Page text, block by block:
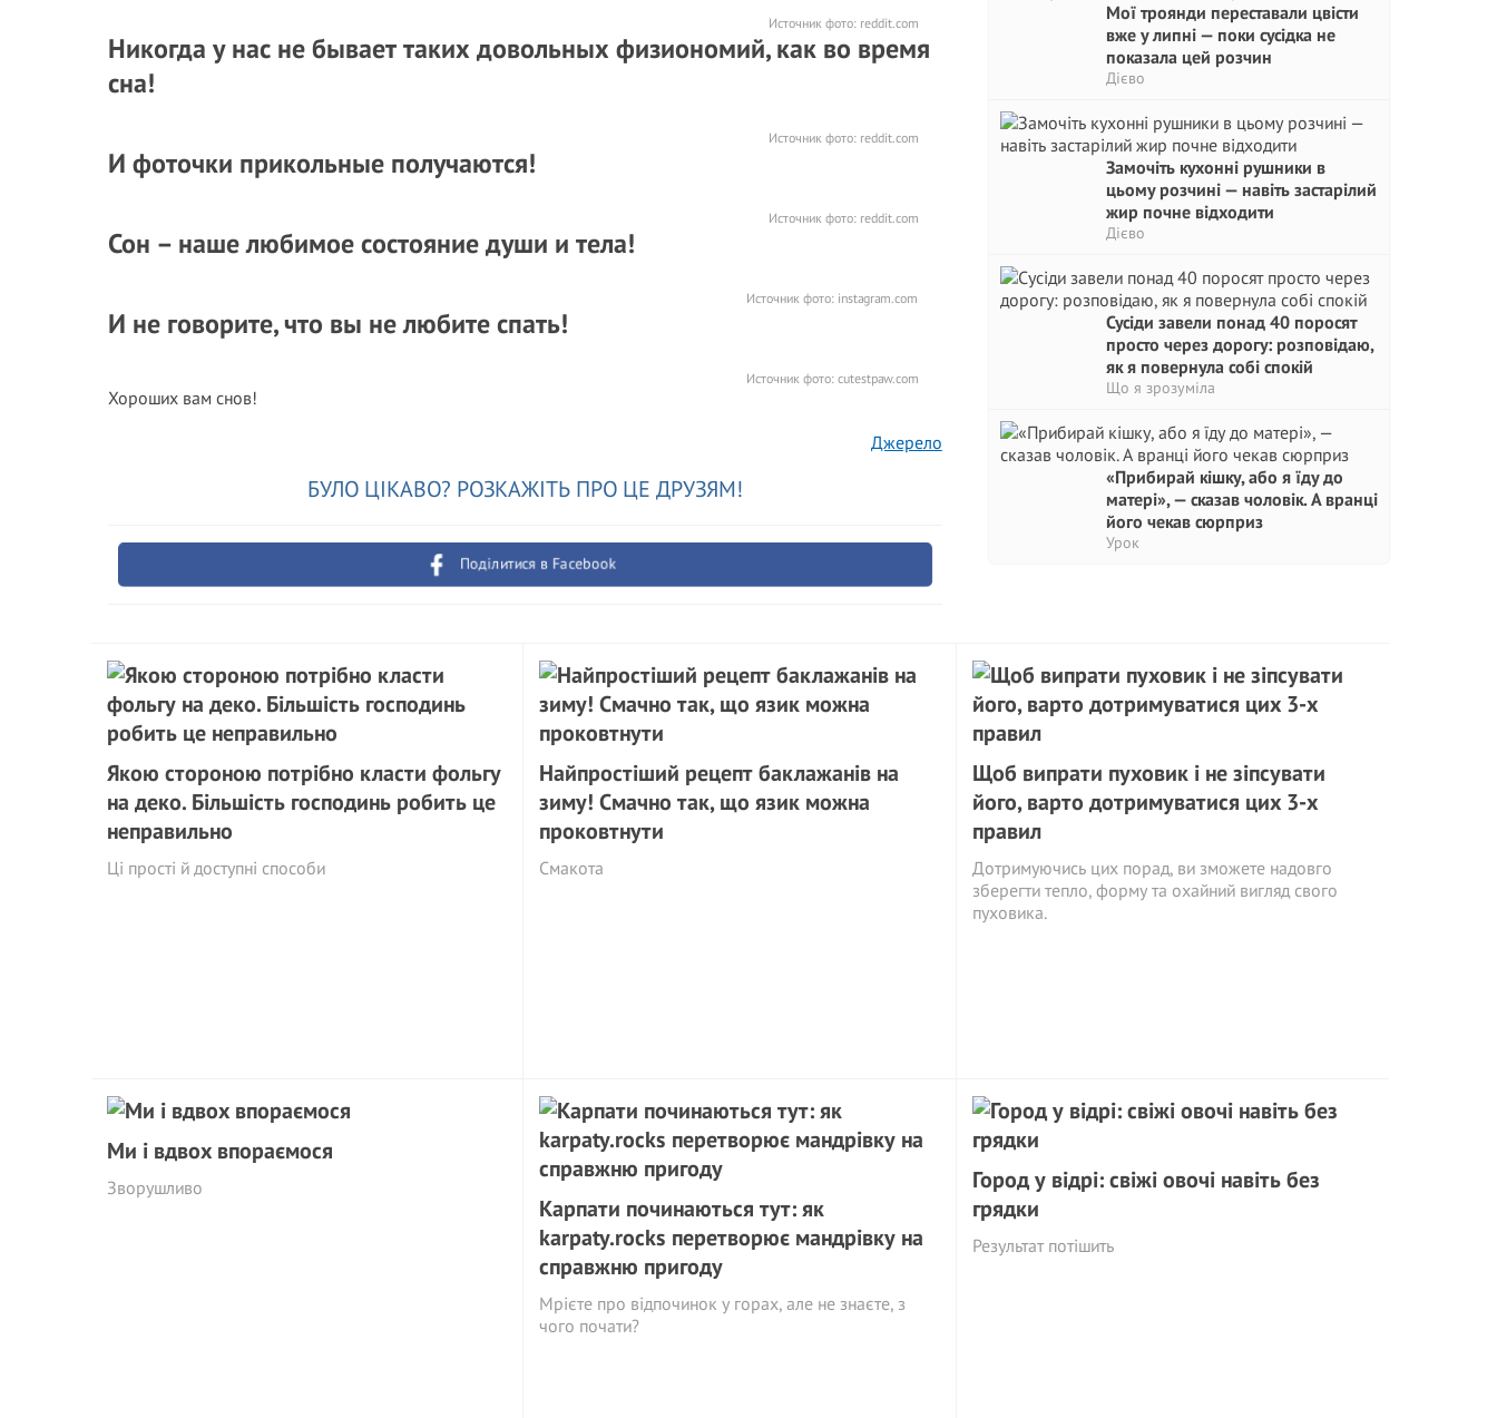
Мої троянди переставали цвісти
вже у липні — поки сусідка не
показала цей розчин
Дієво
Замочіть кухонні рушники в
цьому розчині — навіть застарілий
жир почне відходити
Дієво
Сусіди завели понад 40 поросят
просто через дорогу: розповідаю,
як я повернула собі спокій
Що я зрозуміла
«Прибирай кішку, або я їду до
матері», — сказав чоловік. А вранці
його чекав сюрприз
Урок
Источник фото: reddit.com
Никогда у нас не бывает таких довольных физиономий, как во время
сна!
Источник фото: reddit.com
И фоточки прикольные получаются!
Источник фото: reddit.com
Сон – наше любимое состояние души и тела!
Источник фото: instagram.com
И не говорите, что вы не любите спать!
Источник фото: cutestpaw.com
Хороших вам снов!
Джерело
БУЛО ЦІКАВО? РОЗКАЖІТЬ ПРО ЦЕ ДРУЗЯМ!
Поділитися в Facebook
Якою стороною потрібно класти фольгу
на деко. Більшість господинь робить це
неправильно
Ці прості й доступні способи
Найпростіший рецепт баклажанів на
зиму! Смачно так, що язик можна
проковтнути
Смакота
Щоб випрати пуховик і не зіпсувати
його, варто дотримуватися цих 3-х
правил
Дотримуючись цих порад, ви зможете надовго
зберегти тепло, форму та охайний вигляд свого
пуховика.
Ми і вдвох впораємося
Зворушливо
Карпати починаються тут: як
karpaty.rocks перетворює мандрівку на
справжню пригоду
Мрієте про відпочинок у горах, але не знаєте, з
чого почати?
Город у відрі: свіжі овочі навіть без
грядки
Результат потішить